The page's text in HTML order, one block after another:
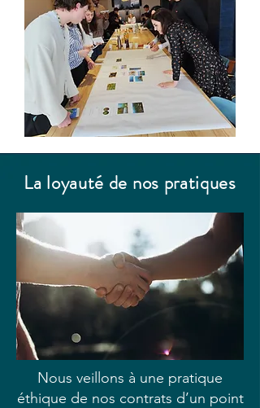
La loyauté de nos pratiques
Nous veillons à une pratique
éthique de nos contrats d’un point